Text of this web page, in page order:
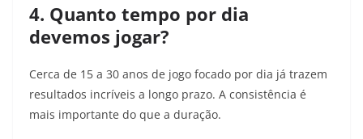
4. Quanto tempo por dia
devemos jogar?
Cerca de 15 a 30 anos de jogo focado por dia já trazem
resultados incríveis a longo prazo. A consistência é
mais importante do que a duração.